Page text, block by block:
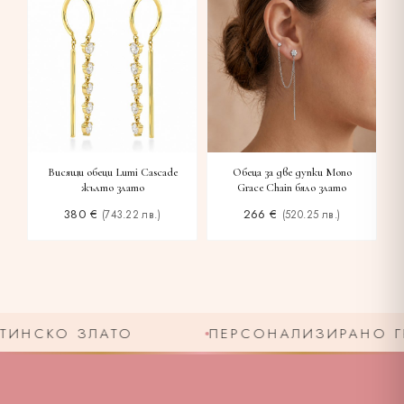
Висящи обеци Lumi Cascade
жълто злато
380 € (743.22 лв.)
Обеца за две дупки Mono
Grace Chain бяло злато
266€ (520.25 лв.)
ЗЛАТО ПЕРСОНАЛИЗИРАНО